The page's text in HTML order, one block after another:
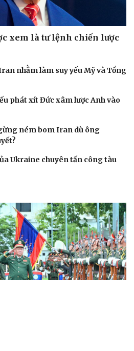
xem là tư lệnh chiến lược
nhằm làm suy yếu Mỹ và Tổng
phát xít Đức xâm lược Anh vào
ném bom Iran dù ông
Ukraine chuyên tấn công tàu